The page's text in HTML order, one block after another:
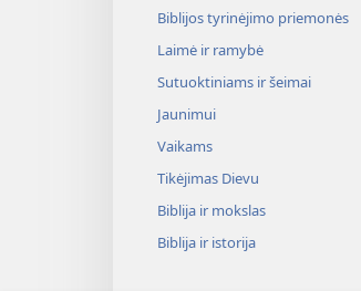
Biblijos tyrinėjimo priemonės
Laimė ir ramybė
Sutuoktiniams ir šeimai
Jaunimui
Vaikams
Tikėjimas Dievu
Biblija ir mokslas
Biblija ir istorija